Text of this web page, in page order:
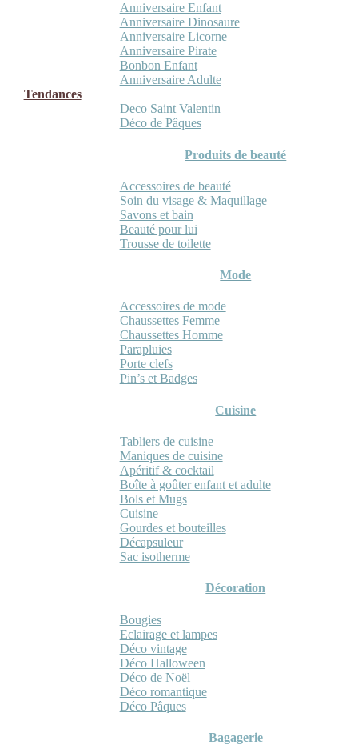
Anniversaire Enfant
Anniversaire Dinosaure
Anniversaire Licorne
Anniversaire Pirate
Bonbon Enfant
Anniversaire Adulte
Tendances
Deco Saint Valentin
Déco de Pâques
Produits de beauté
Accessoires de beauté
Soin du visage & Maquillage
Savons et bain
Beauté pour lui
Trousse de toilette
Mode
Accessoires de mode
Chaussettes Femme
Chaussettes Homme
Parapluies
Porte clefs
Pin’s et Badges
Cuisine
Tabliers de cuisine
Maniques de cuisine
Apéritif & cocktail
Boîte à goûter enfant et adulte
Bols et Mugs
Cuisine
Gourdes et bouteilles
Décapsuleur
Sac isotherme
Décoration
Bougies
Eclairage et lampes
Déco vintage
Déco Halloween
Déco de Noël
Déco romantique
Déco Pâques
Bagagerie